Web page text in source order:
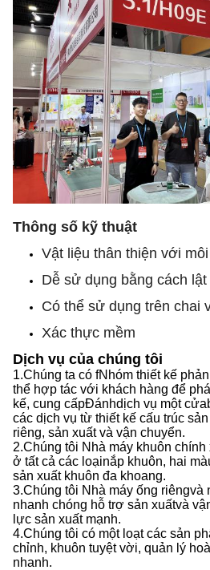
Thông số kỹ thuật
Vật liệu thân thiện với
Dễ sử dụng bằng cách lật
Có thể sử dụng trên chai
Xác thực mềm
Dịch vụ của chúng tôi
1.Chúng ta có fNhóm thiết kế
thể hợp tác với khách hàng để
kế, cung cấpĐánhdịch vụ một cửa
các dịch vụ từ thiết kế cấu trúc
riêng, sản xuất và vận chuyển.
2.Chúng tôi Nhà máy khuôn
ở tất cả các loạinắp khuôn, hai
sản xuất khuôn đa khoang.
3.Chúng tôi Nhà máy ống riêngvà
nhanh chóng hỗ trợ sản xuấtvà
lực sản xuất mạnh.
4.Chúng tôi có một loạt các sản
chỉnh, khuôn tuyệt vời, quản lý
nhanh.